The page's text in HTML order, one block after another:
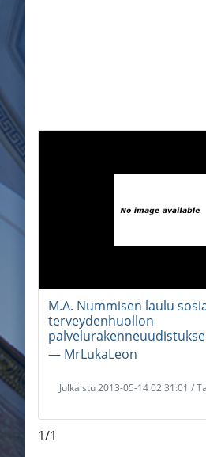
M.A. Nummisen laulu
terveydenhuollon
― MrLukaLeon
Julkaistu 2013-05-14 02:31:01 /
1/1